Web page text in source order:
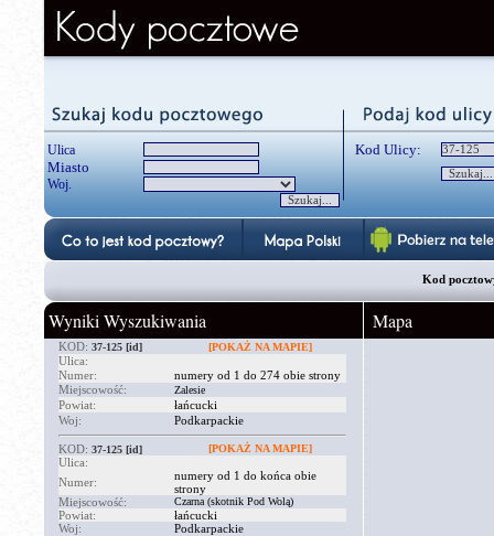
Ulica
Miasto
Woj.
Kod Ulicy:
Kod
Wyniki Wyszukiwania
KOD: 37-125 [id] [POKAŻ NA MAPIE]
Ulica:
Numer:
numery od 1 do 274 obie strony
Miejscowość:
Zalesie
Powiat:
łańcucki
Woj:
Podkarpackie
KOD: 37-125 [id] [POKAŻ NA MAPIE]
Ulica:
Numer:
numery od 1 do końca obie
strony
Miejscowość:
Czarna (skotnik Pod Wolą)
Powiat:
łańcucki
Woj:
Podkarpackie
Mapa